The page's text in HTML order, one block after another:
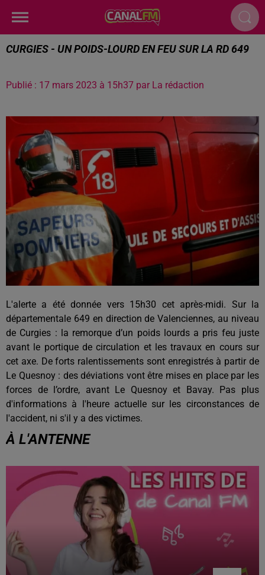
CURGIES - UN POIDS-LOURD EN FEU SUR LA RD 649
Publié : 17 mars 2023 à 15h37 par La rédaction
L'alerte a été donnée vers 15h30 cet après-midi. Sur la
départementale 649 en direction de Valenciennes, au niveau
de Curgies : la remorque d’un poids lourds a pris feu juste
avant le portique de circulation et les travaux en cours sur
cet axe. De forts ralentissements sont enregistrés à partir de
Le Quesnoy : des déviations vont être mises en place par les
forces de l’ordre, avant Le Quesnoy et Bavay. Pas plus
d'informations à l'heure actuelle sur les circonstances de
l'accident, ni s'il y a des victimes.
À L'ANTENNE